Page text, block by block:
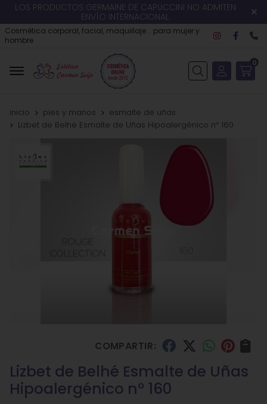
LOS PRODUCTOS GERMAINE DE CAPUCCINI NO ADMITEN
ENVÍO INTERNACIONAL
Cosmética corporal, facial, maquillaje... para mujer y
hombre
Buscar
0
inicio pies y manos
esmalte de uñas
Lizbet de Belhé Esmalte de Uñas Hipoalergénico nº 160
COMPARTIR:
Lizbet de Belhé Esmalte de Uñas
Hipoalergénico nº 160